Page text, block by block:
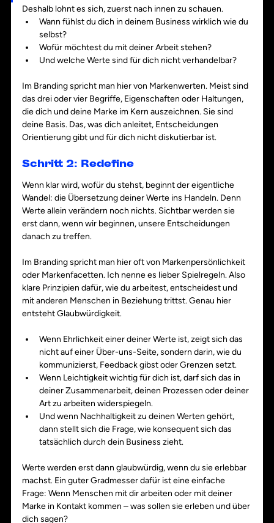
Deshalb lohnt es sich, zuerst nach innen zu schauen.
Wann fühlst du dich in deinem Business wirklich wie du
selbst?
Wofür möchtest du mit deiner Arbeit stehen?
Und welche Werte sind für dich nicht verhandelbar?
Im Branding spricht man hier von Markenwerten. Meist sind
das drei oder vier Begriffe, Eigenschaften oder Haltungen,
die dich und deine Marke im Kern auszeichnen. Sie sind
deine Basis. Das, was dich anleitet, Entscheidungen
Orientierung gibt und für dich nicht diskutierbar ist.
Schritt 2: Redefine
Wenn klar wird, wofür du stehst, beginnt der eigentliche
Wandel: die Übersetzung deiner Werte ins Handeln. Denn
Werte allein verändern noch nichts. Sichtbar werden sie
erst dann, wenn wir beginnen, unsere Entscheidungen
danach zu treffen.
Im Branding spricht man hier oft von Markenpersönlichkeit
oder Markenfacetten. Ich nenne es lieber Spielregeln. Also
klare Prinzipien dafür, wie du arbeitest, entscheidest und
mit anderen Menschen in Beziehung trittst. Genau hier
entsteht Glaubwürdigkeit.
Wenn Ehrlichkeit einer deiner Werte ist, zeigt sich das
nicht auf einer Über-uns-Seite, sondern darin, wie du
kommunizierst, Feedback gibst oder Grenzen setzt.
Wenn Leichtigkeit wichtig für dich ist, darf sich das in
deiner Zusammenarbeit, deinen Prozessen oder deiner
Art zu arbeiten widerspiegeln.
Und wenn Nachhaltigkeit zu deinen Werten gehört,
dann stellt sich die Frage, wie konsequent sich das
tatsächlich durch dein Business zieht.
Werte werden erst dann glaubwürdig, wenn du sie erlebbar
machst. Ein guter Gradmesser dafür ist eine einfache
Frage: Wenn Menschen mit dir arbeiten oder mit deiner
Marke in Kontakt kommen – was sollen sie erleben und über
dich sagen?